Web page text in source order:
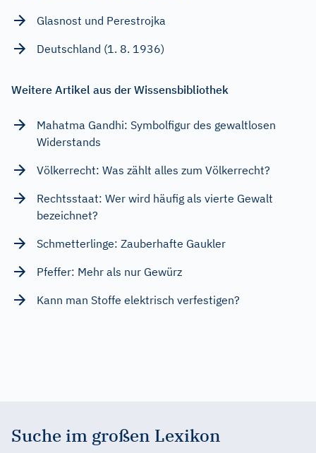
Glasnost und Perestrojka
Deutschland (1. 8. 1936)
Weitere Artikel aus der Wissensbibliothek
Mahatma Gandhi: Symbolfigur des gewaltlosen
Widerstands
Völkerrecht: Was zählt alles zum Völkerrecht?
Rechtsstaat: Wer wird häufig als vierte Gewalt
bezeichnet?
Schmetterlinge: Zauberhafte Gaukler
Pfeffer: Mehr als nur Gewürz
Kann man Stoffe elektrisch verfestigen?
Suche im großen Lexikon